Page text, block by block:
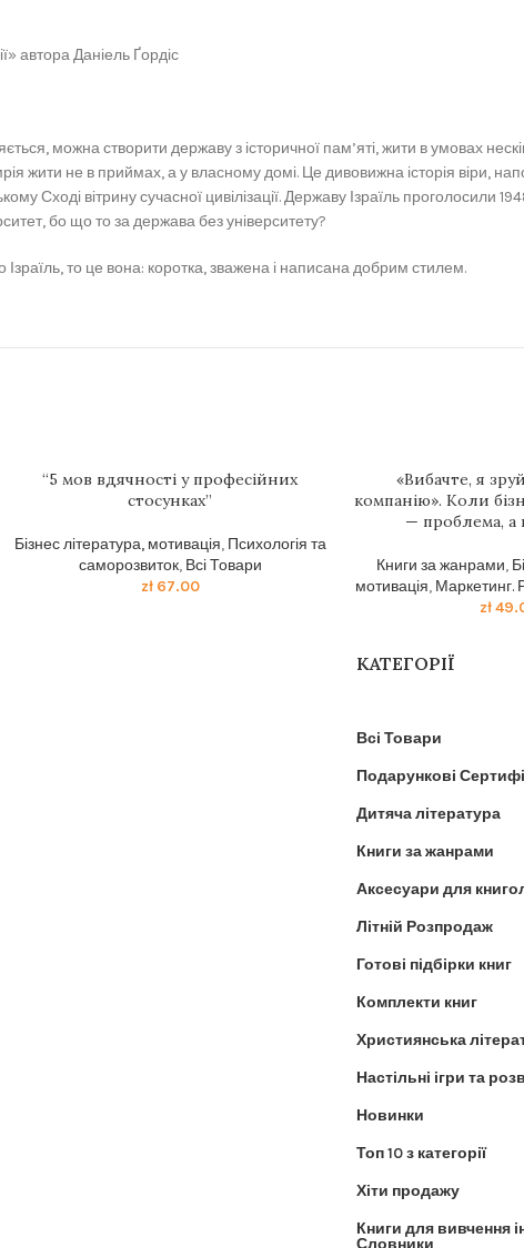
автора Даніель Ґордіс
можна створити державу з історичної пам’яті, жити в умовах
жити не в приймах, а у власному домі. Це дивовижна історія віри,
Сході вітрину сучасної цивілізації. Державу Ізраїль проголосили
бо що то за держава без університету?
Ізраїль, то це вона: коротка, зважена і написана добрим стилем.
“5 мов вдячності у професійних
стосунках”
Бізнес література, мотивація, Психологія та
саморозвиток, Всі Товари
zł67.00
«Вибачте, я
компанію». Коли
— проблема, а
Книги за жанрами,
мотивація, Маркетинг.
zł
КАТЕГОРІЇ
Всі Товари
Подарункові
Дитяча література
Книги за жанрами
Аксесуари для
Літній Розпродаж
Готові підбірки книг
Комплекти книг
Християнська
Настільні ігри та
Новинки
Топ 10 з категорії
Хіти продажу
Книги для вивчення
Словники